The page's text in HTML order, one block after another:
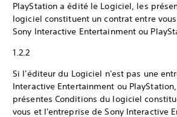
PlayStation a édité le Logiciel, les
logiciel constituent un contrat entre
Sony Interactive Entertainment ou
1.2.2
Si l'éditeur du Logiciel n'est pas une
Interactive Entertainment ou
présentes Conditions du logiciel
vous et l'entreprise de Sony Interactive